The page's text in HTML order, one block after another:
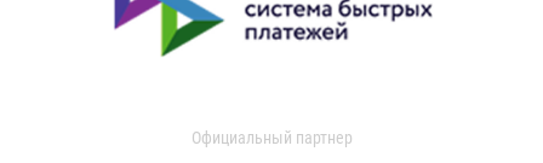
Официальный партнер